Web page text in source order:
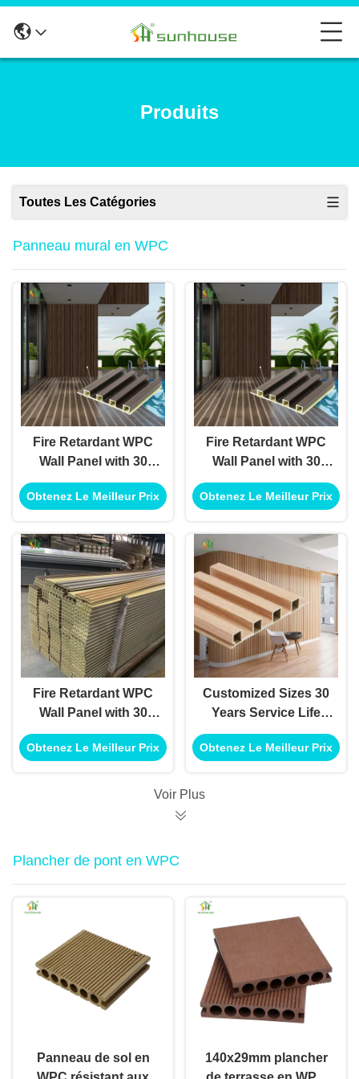
Produits
Toutes Les Catégories
Panneau mural en WPC
Fire Retardant WPC
Wall Panel with 30
Years Indoor Service
Life and 100%
Decorative Wall
Cladding
Obtenez Le Meilleur Prix
Fire Retardant WPC
Wall Panel with 30
Years Service Life
and 100% Recycled
and Outdoor Use
Obtenez Le Meilleur Prix
Fire Retardant WPC
Wall Panel with 30
Years Service Life
and 100% Recycled
Friendly Interior Walls
Obtenez Le Meilleur Prix
Customized Sizes 30
Years Service Life
100% Recycled WPC
Wall Panel and Wood
Obtenez Le Meilleur Prix
Voir Plus
Plancher de pont en WPC
Panneau de sol en
140x29mm plancher